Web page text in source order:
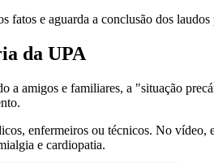
e aguarda a conclusão dos
da UPA
amigos e familiares, a "situação
enfermeiros ou técnicos. No
e cardiopatia.